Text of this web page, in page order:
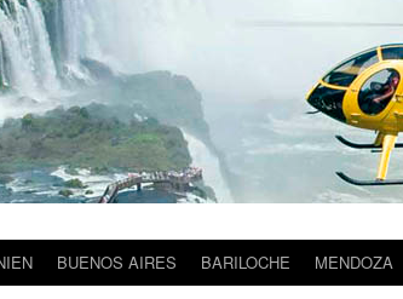
BUENOS AIRES BARILOCHE MENDOZA